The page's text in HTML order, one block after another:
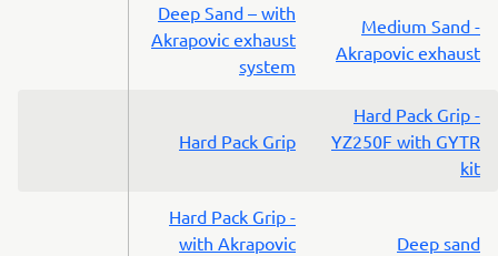
Deep Sand – with
Akrapovic exhaust
system
Medium Sand -
Akrapovic exhaust
Hard Pack Grip
Hard Pack Grip -
YZ250F with GYTR
kit
Hard Pack Grip -
with Akrapovic
Deep sand